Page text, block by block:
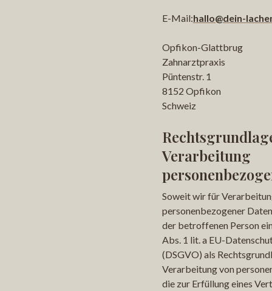
E-Mail:hallo@dein-
Opfikon-Glattbrug
Zahnarztpraxis
Püntenstr. 1
8152 Opfikon
Schweiz
Verarbeitung
Soweit wir für
personenbezogener
der betroffenen Person
Abs. 1 lit. a EU-
(DSGVO) als
Verarbeitung von
die zur Erfüllung eines